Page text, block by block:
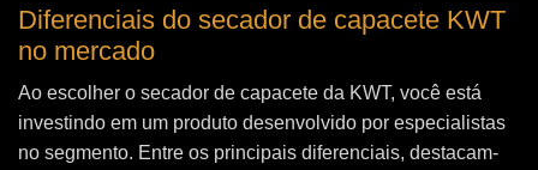
Diferenciais do secador de capacete KWT
no mercado
Ao escolher o secador de capacete da KWT, você está
investindo em um produto desenvolvido por especialistas
no segmento. Entre os principais diferenciais, destacam-